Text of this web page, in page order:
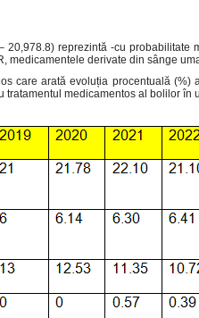
20,978.8) reprezintă -cu
medicamentele derivate din sânge
care arată evoluția procentuală
tratamentul medicamentos al bolilor